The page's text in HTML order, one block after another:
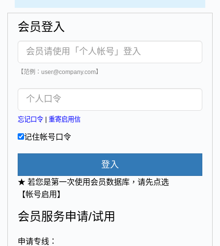
会员登入
【范例：user@company.com】
忘记口令 重寄启用信
记住帐号口令
登入
★ 若您是第一次使用会员数据库，请先点选
【帐号启用】
会员服务申请/试用
申请专线：